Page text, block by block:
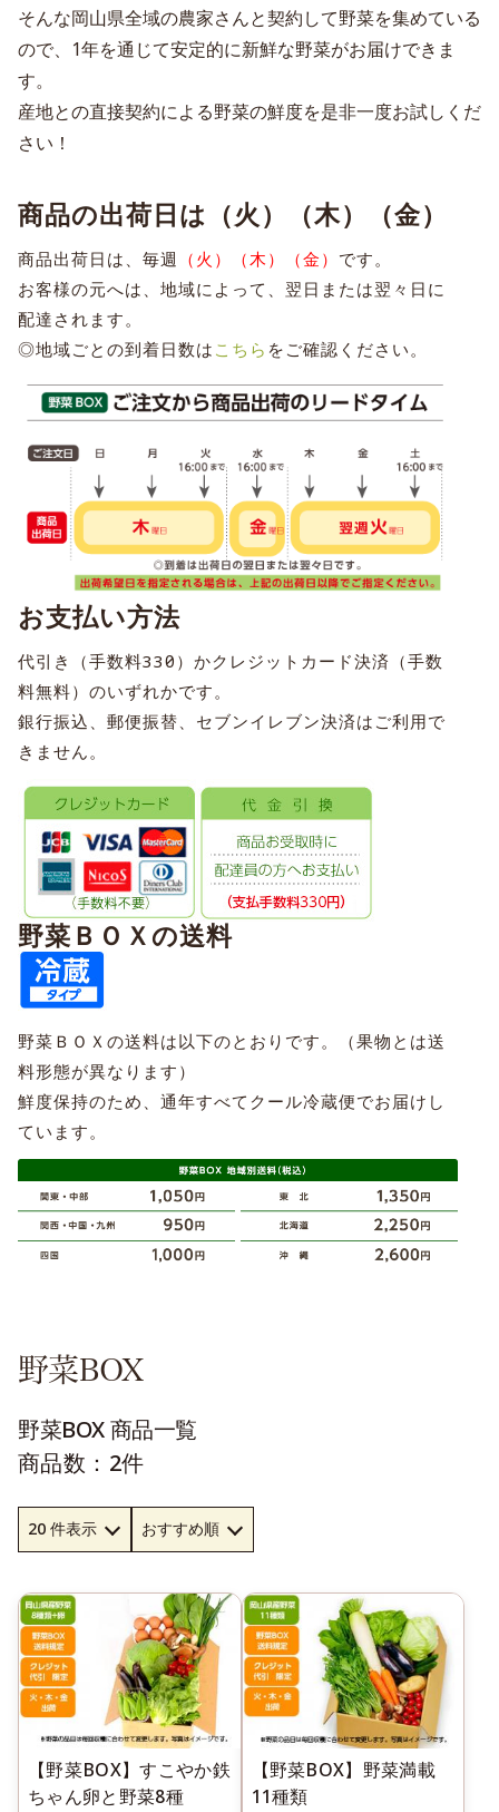
そんな岡山県全域の農家さんと契約して野菜を集めている
ので、1年を通じて安定的に新鮮な野菜がお届けできま
す。
産地との直接契約による野菜の鮮度を是非一度お試しくだ
さい！
商品の出荷日は（火）（木）（金）
商品出荷日は、毎週 （火）（木）（金） です。
お客様の元へは、地域によって、翌日または翌々日に
配達されます。
◎地域ごとの到着日数はこちら をご確認ください。
お支払い方法
代引き（手数料330円）かクレジットカード決済（手数
料無料）のいずれかです。
銀行振込、郵便振替、セブンイレブン決済はご利用で
きません。
野菜ＢＯＸの送料
野菜ＢＯＸの送料は以下のとおりです。（果物とは送
料形態が異なります）
鮮度保持のため、通年すべてクール冷蔵便でお届けし
ています。
野菜BOX
野菜BOX 商品一覧
商品数：2件
【野菜BOX】すこやか鉄
ちゃん卵と野菜8種
【野菜BOX】野菜満載
11種類